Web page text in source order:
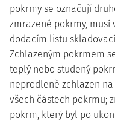
pokrmy se označují
zmrazené pokrmy,
dodacím listu
Zchlazeným pokrmem
teplý nebo studený
neprodleně zchlazen
všech částech pokrmu;
pokrm, který byl po